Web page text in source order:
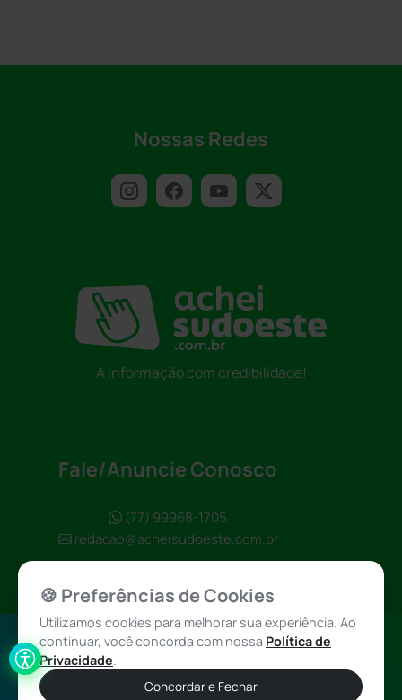
Nossas Redes
A informação com credibilidade!
Fale/Anuncie Conosco
(77) 99968-1705
redacao@acheisudoeste.com.br
Política de
Privacidade
Achei Sudoeste
© 2026 - Todos
os direitos
🍪 Preferências de Cookies
Utilizamos cookies para melhorar sua experiência. Ao
continuar, você concorda com nossa Política de
Privacidade.
Concordar e Fechar